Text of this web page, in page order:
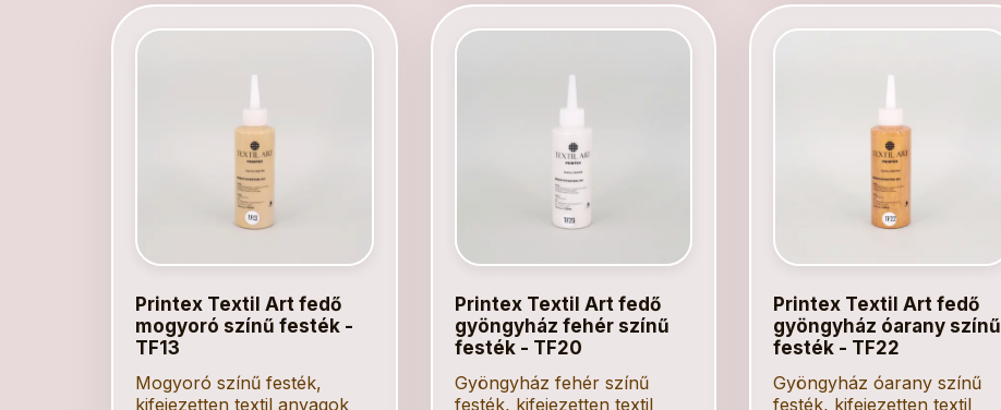
Printex Textil Art fedő
mogyoró színű festék -
TF13
Mogyoró színű festék,
kifejezetten textil anyagok
Printex Textil Art fedő
gyöngyház fehér színű
festék - TF20
Gyöngyház fehér színű
festék, kifejezetten textil
Printex Textil Art fedő
gyöngyház óarany színű
festék - TF22
Gyöngyház óarany színű
festék, kifejezetten textil